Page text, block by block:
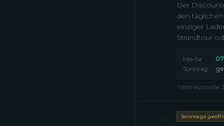
Der
den
einziger
Strandtour
Mo–Sa
Sonntag
Rathausstraße,
Sonntags